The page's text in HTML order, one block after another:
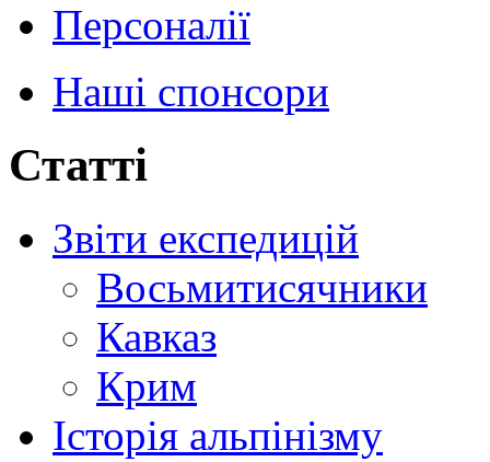
Персоналії
Наші спонсори
Статті
Звіти експедицій
Восьмитисячники
Кавказ
Крим
Історія альпінізму